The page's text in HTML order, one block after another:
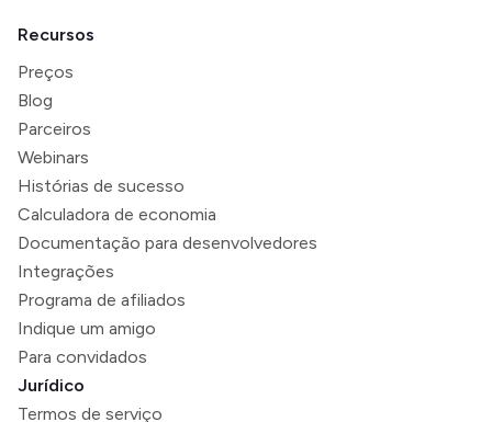
Recursos
Preços
Blog
Parceiros
Webinars
Histórias de sucesso
Calculadora de economia
Documentação para desenvolvedores
Integrações
Programa de afiliados
Indique um amigo
Para convidados
Jurídico
Termos de serviço